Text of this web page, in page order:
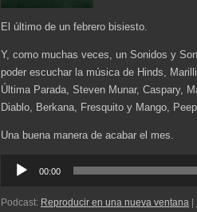
El último de un febrero bisiesto.
Y, como muchas veces, un Sonidos y
poder escuchar la música de Hinds,
Última Parada, Steven Munar, Caspary,
Diablo, Berkana, Fresquito y Mango,
Una buena manera de acabar el mes.
Reproductor
audio
00:00
Podcast: Reproducir en una nueva ventana |